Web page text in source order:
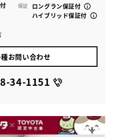
保証
ロングラン保証付
ハイブリッド保証付
お問い合わせ
34-1151